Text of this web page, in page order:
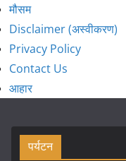
मौसम
Disclaimer (अस्वीकरण)
Privacy Policy
Contact Us
आहार
पर्यटन